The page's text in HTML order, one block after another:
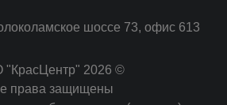
шоссе 73, офис 613
2026 ©
права защищены